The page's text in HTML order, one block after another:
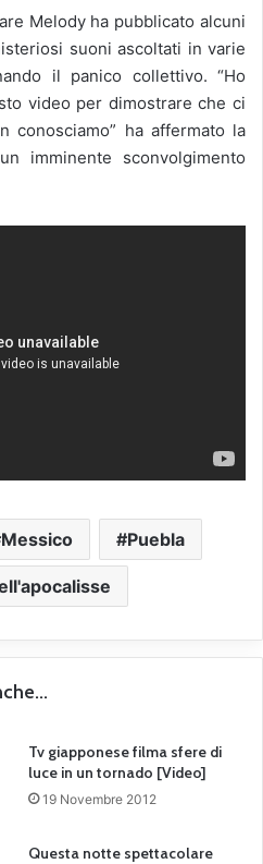
Melody ha pubblicato alcuni
suoni ascoltati in varie
il panico collettivo. “Ho
video per dimostrare che ci
conosciamo” ha affermato la
imminente sconvolgimento
Messico Puebla
Tv giapponese filma sfere di
luce in un tornado [Video]
19 Novembre 2012
Questa notte spettacolare